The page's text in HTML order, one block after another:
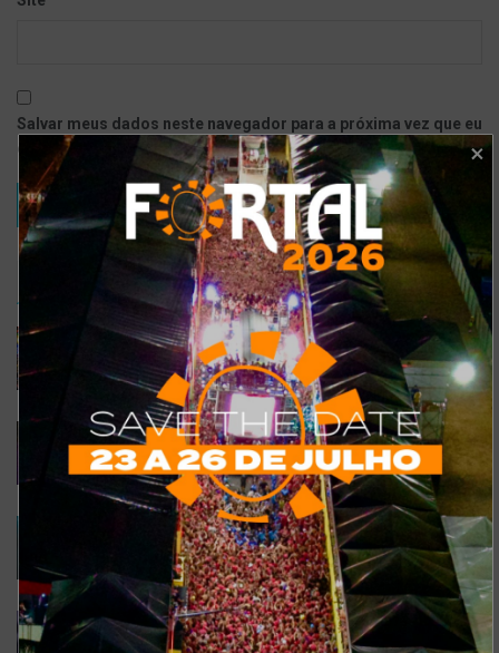
Salvar meus dados neste navegador para a próxima vez que eu
comentar.
COMMENTS RECENTES
Confira a programação completa do São João de
Maracanaú 2022
19 DE JULHO DE 2022
Confira 5 restaurantes temáticos em Fortaleza
para visitar neste feriado
6 DE SETEMBRO DE 2021
Gusttavo Lima inicia venda de ingressos para
festival em navio luxuoso; saiba mais
9 DE JULHO DE 2021
Bell Marques confirma live especial com
repertório do show ‘Só As Antigas’